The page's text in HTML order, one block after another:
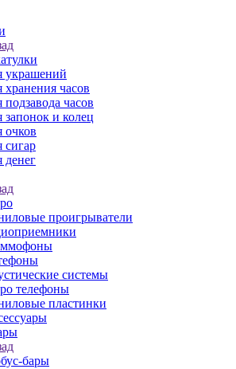
украшений
хранения часов
подзавода часов
запонок и колец
очков
сигар
денег
проигрыватели
системы
телефоны
пластинки
бары